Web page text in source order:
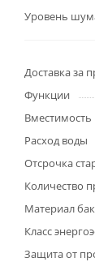
Уровень
Доставка за
Функции
Вместимость
Расход воды
Отсрочка
Количество
Материал
Класс
Защита от